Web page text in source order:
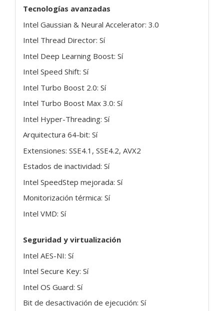
Tecnologías avanzadas
Intel Gaussian & Neural Accelerator: 3.0
Intel Thread Director: Sí
Intel Deep Learning Boost: Sí
Intel Speed Shift: Sí
Intel Turbo Boost 2.0: Sí
Intel Turbo Boost Max 3.0: Sí
Intel Hyper-Threading: Sí
Arquitectura 64-bit: Sí
Extensiones: SSE4.1, SSE4.2, AVX2
Estados de inactividad: Sí
Intel SpeedStep mejorada: Sí
Monitorización térmica: Sí
Intel VMD: Sí
Seguridad y virtualización
Intel AES-NI: Sí
Intel Secure Key: Sí
Intel OS Guard: Sí
Bit de desactivación de ejecución: Sí